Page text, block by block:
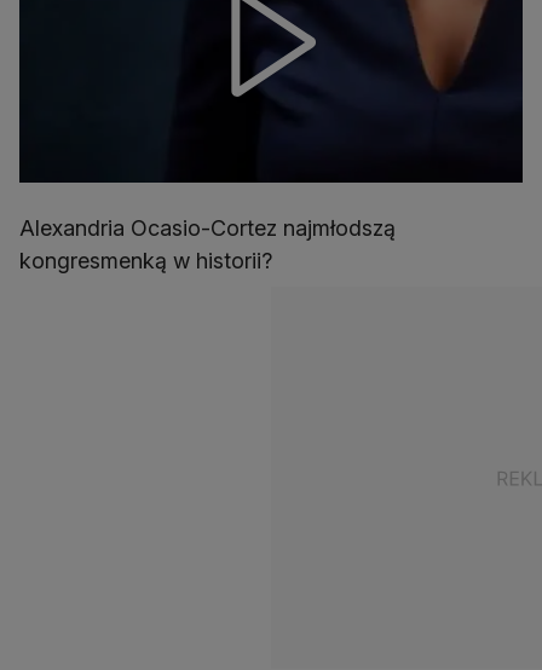
Alexandria Ocasio-Cortez najmłodszą
kongresmenką w historii?